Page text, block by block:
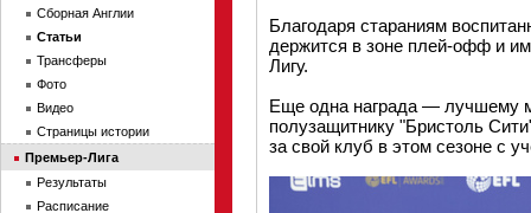
Благодаря стараниям
держится в зоне плей-офф и
Лигу.
Еще одна награда — лучшему
полузащитнику "Бристоль
за свой клуб в этом сезоне с
Сборная Англии
Статьи
Трансферы
Фото
Видео
Страницы истории
Премьер-Лига
Результаты
Расписание